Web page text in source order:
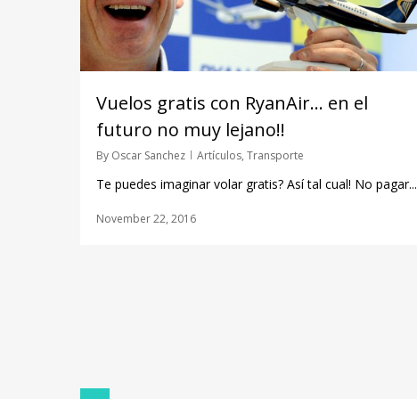
Vuelos gratis con RyanAir… en el
futuro no muy lejano!!
By Oscar Sanchez Artículos, Transporte
Te puedes imaginar volar gratis? Así tal cual! No pagar...
November 22, 2016